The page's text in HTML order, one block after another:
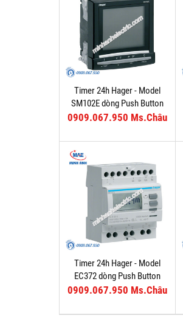
Timer 24h Hager - Model
SM102E dòng Push Button
0909.067.950 Ms.Châu
Timer 24h Hager - Model
EC372 dòng Push Button
0909.067.950 Ms.Châu